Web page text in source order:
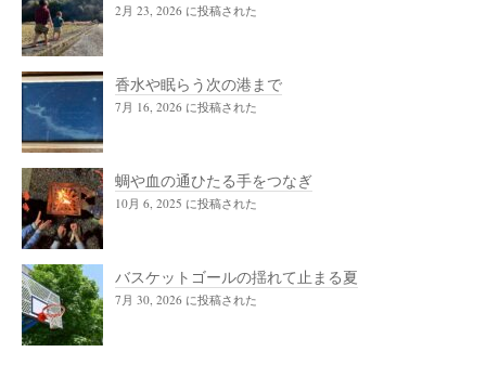
2月 23, 2026 に投稿された
香水や眠らう次の港まで
7月 16, 2026 に投稿された
蜩や血の通ひたる手をつなぎ
10月 6, 2025 に投稿された
バスケットゴールの揺れて止まる夏
7月 30, 2026 に投稿された